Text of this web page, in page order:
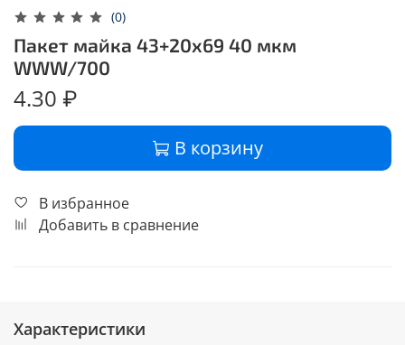
(0)
Пакет майка 43+20х69 40 мкм
WWW/700
4.30 ₽
В корзину
В избранное
Добавить в сравнение
Характеристики